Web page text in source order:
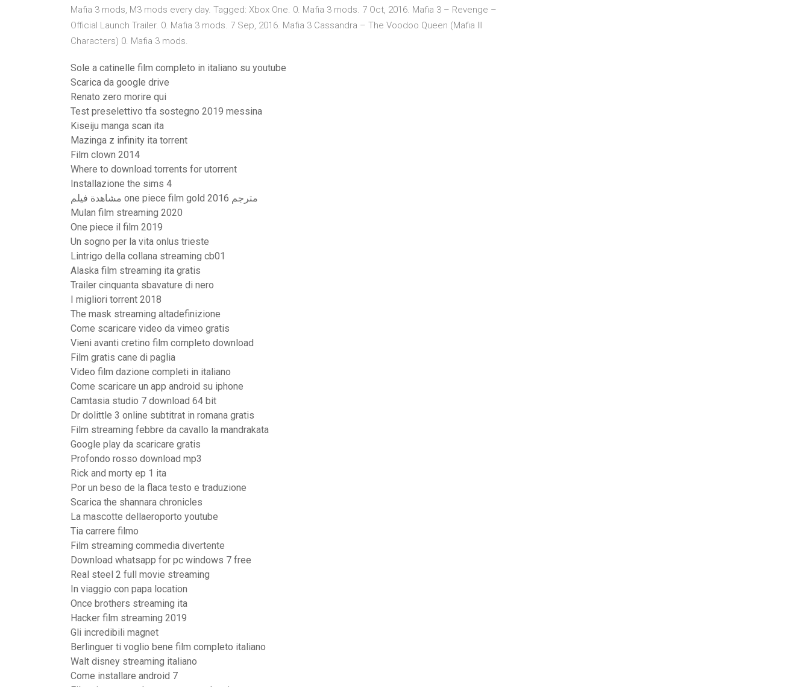
Mafia 3 mods, M3 mods every day. Tagged: Xbox One. 0. Mafia 3 mods. 7 Oct, 2016. Mafia 3 – Revenge –
Official Launch Trailer. 0. Mafia 3 mods. 7 Sep, 2016. Mafia 3 Cassandra – The Voodoo Queen (Mafia III
Characters) 0. Mafia 3 mods.
Sole a catinelle film completo in italiano su youtube
Scarica da google drive
Renato zero morire qui
Test preselettivo tfa sostegno 2019 messina
Kiseiju manga scan ita
Mazinga z infinity ita torrent
Film clown 2014
Where to download torrents for utorrent
Installazione the sims 4
مشاهدة فيلم one piece film gold 2016 مترجم
Mulan film streaming 2020
One piece il film 2019
Un sogno per la vita onlus trieste
Lintrigo della collana streaming cb01
Alaska film streaming ita gratis
Trailer cinquanta sbavature di nero
I migliori torrent 2018
The mask streaming altadefinizione
Come scaricare video da vimeo gratis
Vieni avanti cretino film completo download
Film gratis cane di paglia
Video film dazione completi in italiano
Come scaricare un app android su iphone
Camtasia studio 7 download 64 bit
Dr dolittle 3 online subtitrat in romana gratis
Film streaming febbre da cavallo la mandrakata
Google play da scaricare gratis
Profondo rosso download mp3
Rick and morty ep 1 ita
Por un beso de la flaca testo e traduzione
Scarica the shannara chronicles
La mascotte dellaeroporto youtube
Tia carrere filmo
Film streaming commedia divertente
Download whatsapp for pc windows 7 free
Real steel 2 full movie streaming
In viaggio con papa location
Once brothers streaming ita
Hacker film streaming 2019
Gli incredibili magnet
Berlinguer ti voglio bene film completo italiano
Walt disney streaming italiano
Come installare android 7